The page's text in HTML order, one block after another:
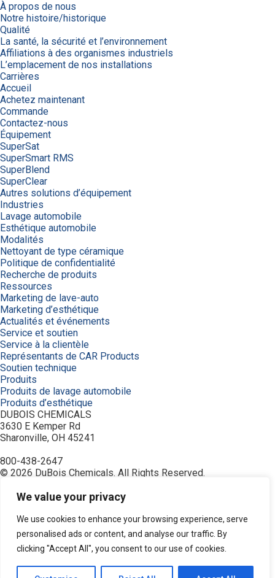
We value your privacy
We use cookies to enhance your browsing experience, serve
personalised ads or content, and analyse our traffic. By
clicking "Accept All", you consent to our use of cookies.
À propos de nous
Notre histoire/historique
Qualité
La santé, la sécurité et l’environnement
Affiliations à des organismes industriels
L’emplacement de nos installations
Carrières
Accueil
Achetez maintenant
Commande
Contactez-nous
Équipement
SuperSat
SuperSmart RMS
SuperBlend
SuperClear
Autres solutions d’équipement
Industries
Lavage automobile
Esthétique automobile
Modalités
Nettoyant de type céramique
Politique de confidentialité
Recherche de produits
Ressources
Marketing de lave-auto
Marketing d’esthétique
Actualités et événements
Service et soutien
Service à la clientèle
Représentants de CAR Products
Soutien technique
Produits
Produits de lavage automobile
Produits d’esthétique
DUBOIS CHEMICALS
3630 E Kemper Rd
Sharonville, OH 45241
800-438-2647
© 2026 DuBois Chemicals. All Rights Reserved.
Accueil
Commande
Contactez-nous
Équipement
Industries
Modalités